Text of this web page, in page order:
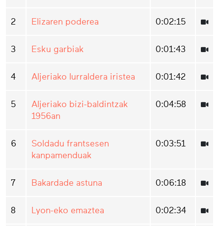
2 Elizaren poderea 0:02:15
3 Esku garbiak 0:01:43
4 Aljeriako lurraldera iristea 0:01:42
5
Aljeriako bizi-baldintzak
1956an
0:04:58
6
Soldadu frantsesen
kanpamenduak
0:03:51
7 Bakardade astuna 0:06:18
8 Lyon-eko emaztea 0:02:34